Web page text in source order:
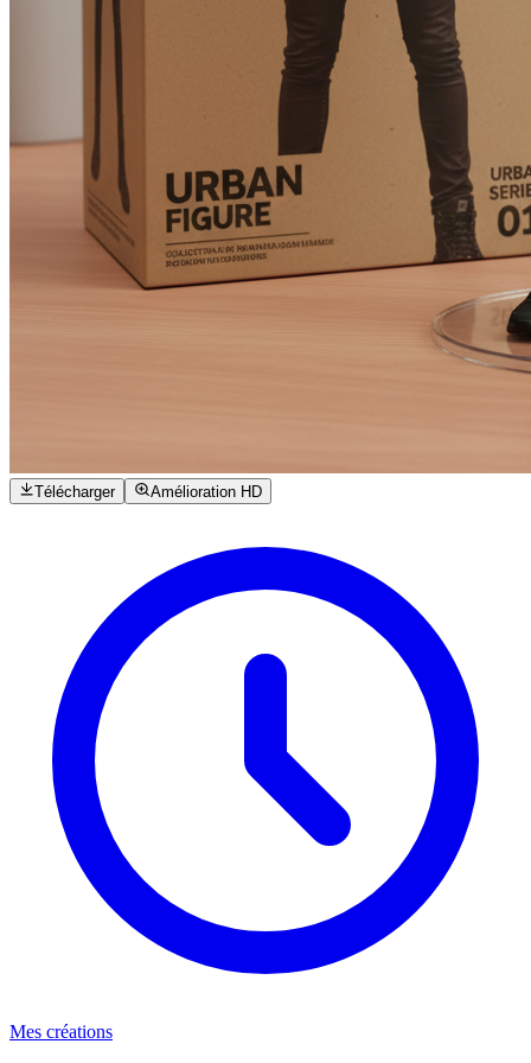
Télécharger Amélioration HD
Mes créations